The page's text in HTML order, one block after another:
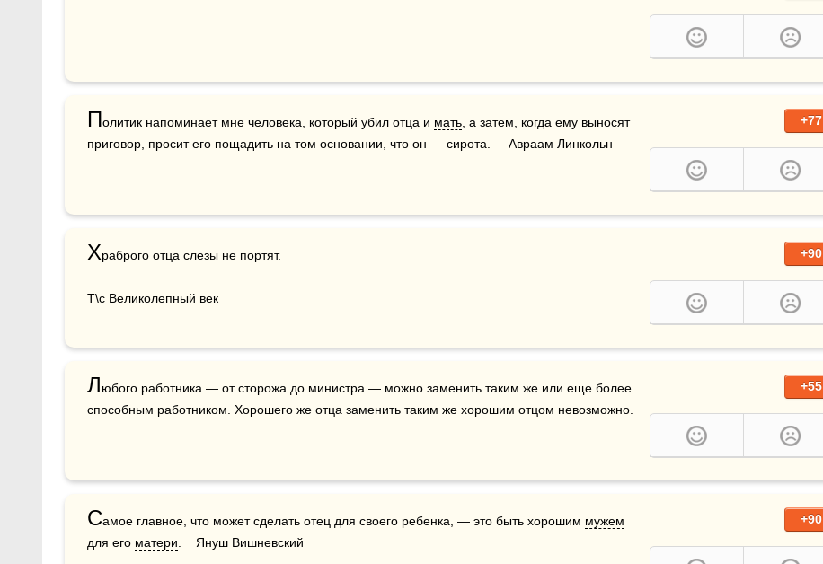
+77
Политик напоминает мне человека, который убил отца и мать , а затем, когда ему выносят
приговор, просит его пощадить на том основании, что он — сирота.     Авраам Линкольн
+90
Храброго отца слезы не портят.
Т\с Великолепный век
+55
Любого работника — от сторожа до министра — можно заменить таким же или еще более
способным работником. Хорошего же отца заменить таким же хоро­шим отцом невозможно.
+90
Самое главное, что может сделать отец для своего ребенка, — это быть хорошим мужем
для его матери .    Януш Вишневский